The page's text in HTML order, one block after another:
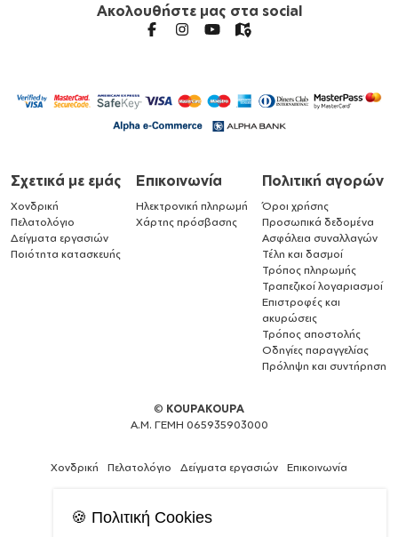
Ακολουθήστε μας στα social
Σχετικά με εμάς
Χονδρική
Πελατολόγιο
Δείγματα εργασιών
Ποιότητα κατασκευής
Επικοινωνία
Ηλεκτρονική πληρωμή
Χάρτης πρόσβασης
Πολιτική αγορών
Όροι χρήσης
Προσωπικά δεδομένα
Ασφάλεια συναλλαγών
Τέλη και δασμοί
Τρόπος πληρωμής
Τραπεζικοί λογαριασμοί
Επιστροφές και
ακυρώσεις
Τρόπος αποστολής
Οδηγίες παραγγελίας
Πρόληψη και συντήρηση
© KOUPAKOUPA
Α.Μ. ΓΕΜΗ 065935903000
Χονδρική Πελατολόγιο Δείγματα εργασιών Επικοινωνία
🍪 Πολιτική Cookies